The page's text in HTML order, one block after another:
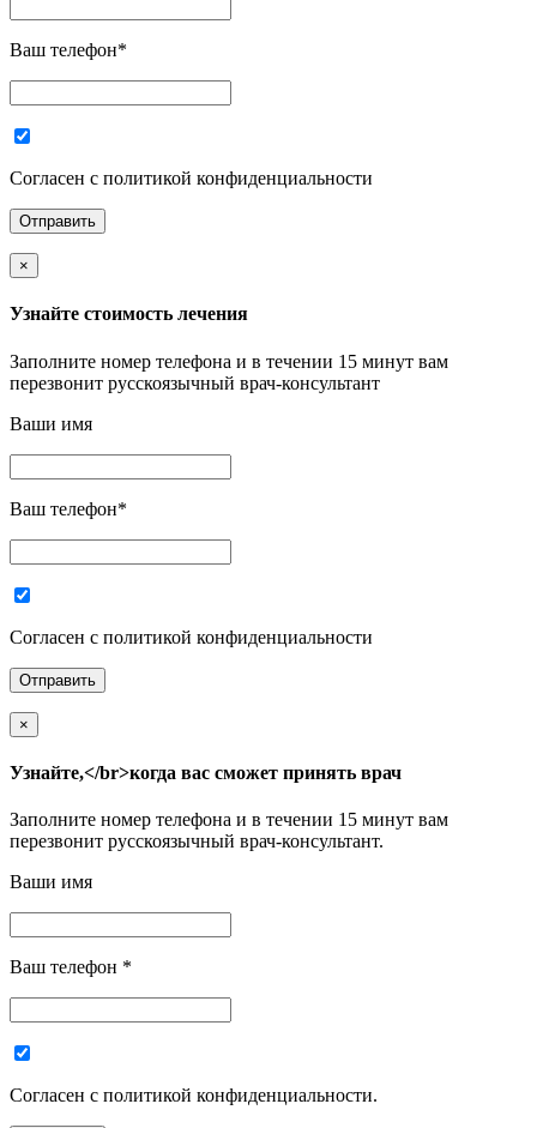
Ваш телефон*
Согласен с политикой конфиденциальности
×
Узнайте стоимость лечения
Заполните номер телефона и в течении 15 минут вам
перезвонит русскоязычный врач-консультант
Ваши имя
Ваш телефон*
Согласен с политикой конфиденциальности
×
Узнайте,</br>когда вас сможет принять врач
Заполните номер телефона и в течении 15 минут вам
перезвонит русскоязычный врач-консультант.
Ваши имя
Ваш телефон *
Согласен с политикой конфиденциальности.